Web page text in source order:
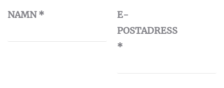
NAMN*
E-
POSTADRESS
*